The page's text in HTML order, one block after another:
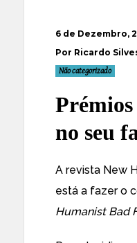
6 de Dezembro,
Por Ricardo
Não categorizado
no seu
A revista New
está a fazer o
Humanist Bad